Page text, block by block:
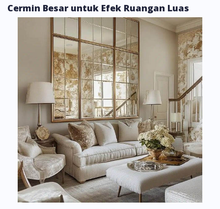
Cermin Besar untuk Efek Ruangan Luas